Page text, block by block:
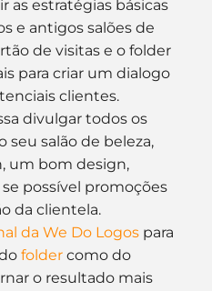
as estratégias básicas
e antigos salões de
de visitas e o folder
para criar um dialogo
clientes.
divulgar todos os
seu salão de beleza,
um bom design,
possível promoções
da clientela.
da We Do Logos para
folder como do
o resultado mais